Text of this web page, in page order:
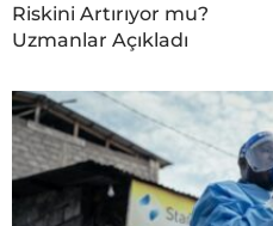
Riskini Artırıyor mu?
Uzmanlar Açıkladı